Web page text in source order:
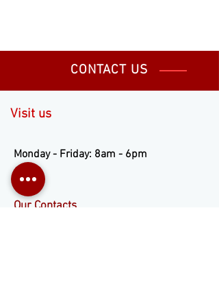
Visit us
Monday - Friday: 8am - 6pm
Our Contacts
CONTACT US